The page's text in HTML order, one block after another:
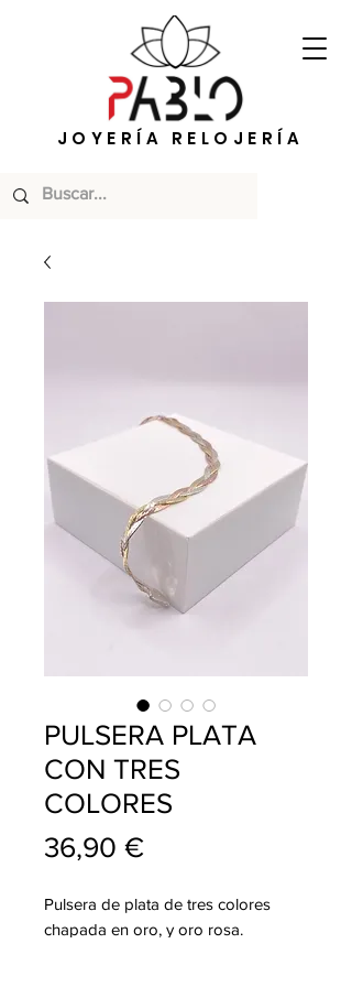
JOYERÍA RELOJERÍA
PULSERA PLATA
CON TRES
COLORES
36,90 €Precio
Pulsera de plata de tres colores
chapada en oro, y oro rosa.